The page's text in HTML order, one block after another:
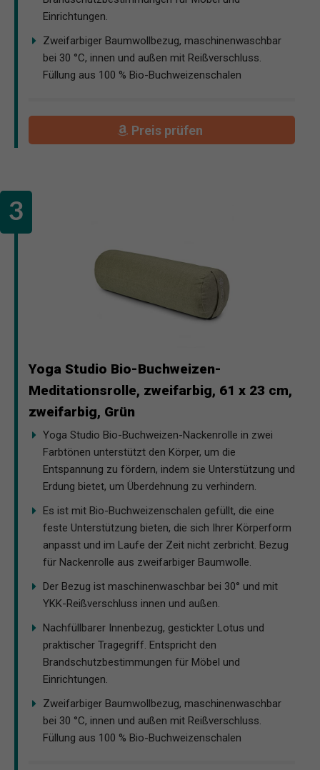
Einrichtungen.
Zweifarbiger Baumwollbezug, maschinenwaschbar
bei 30 °C, innen und außen mit Reißverschluss.
Füllung aus 100 % Bio-Buchweizenschalen
Preis prüfen
Yoga Studio Bio-Buchweizen-
Meditationsrolle, zweifarbig, 61 x 23 cm,
zweifarbig, Grün
Yoga Studio Bio-Buchweizen-Nackenrolle in zwei
Farbtönen unterstützt den Körper, um die
Entspannung zu fördern, indem sie Unterstützung und
Erdung bietet, um Überdehnung zu verhindern.
Es ist mit Bio-Buchweizenschalen gefüllt, die eine
feste Unterstützung bieten, die sich Ihrer Körperform
anpasst und im Laufe der Zeit nicht zerbricht. Bezug
für Nackenrolle aus zweifarbiger Baumwolle.
Der Bezug ist maschinenwaschbar bei 30° und mit
YKK-Reißverschluss innen und außen.
Nachfüllbarer Innenbezug, gestickter Lotus und
praktischer Tragegriff. Entspricht den
Brandschutzbestimmungen für Möbel und
Einrichtungen.
Zweifarbiger Baumwollbezug, maschinenwaschbar
bei 30 °C, innen und außen mit Reißverschluss.
Füllung aus 100 % Bio-Buchweizenschalen